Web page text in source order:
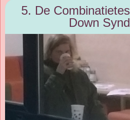
5. De
Down